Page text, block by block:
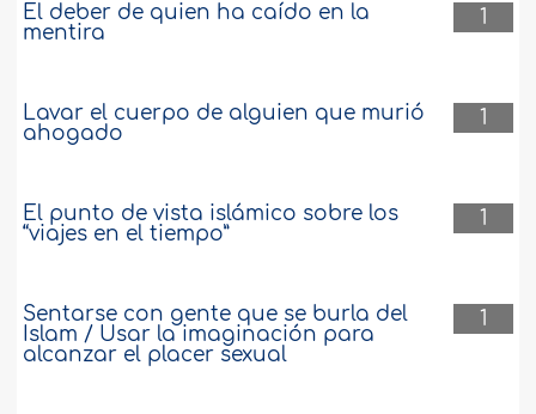
1
El deber de quien ha caído en la
mentira
1
Lavar el cuerpo de alguien que murió
ahogado
1
El punto de vista islámico sobre los
“viajes en el tiempo”
1
Sentarse con gente que se burla del
Islam / Usar la imaginación para
alcanzar el placer sexual